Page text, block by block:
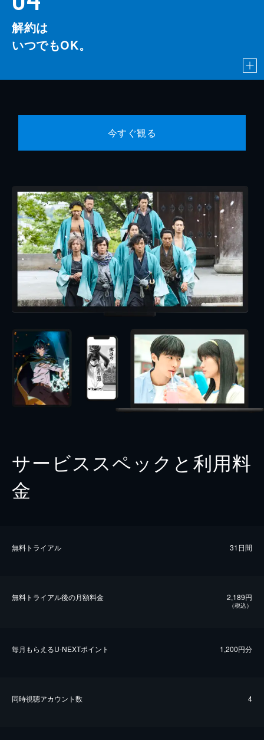
解約は
いつでもOK。
今すぐ観る
サービススペックと利用料
金
無料トライアル 31日間
無料トライアル後の⽉額料金 2,189円
（税込）
毎⽉もらえるU-NEXTポイント 1,200円分
同時視聴アカウント数 4